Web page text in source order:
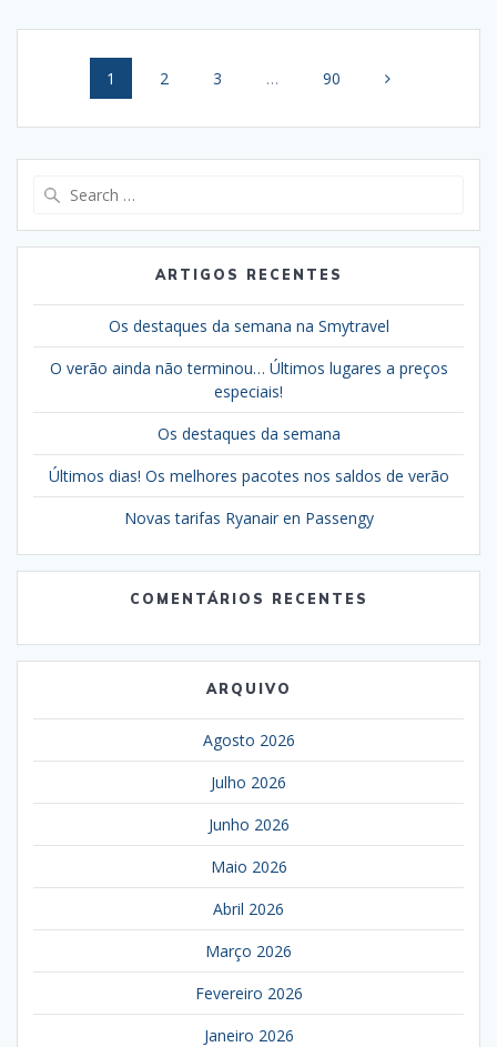
Posts
navigation
Page
1 Page
2 Page
3 … Page
90
ARTIGOS RECENTES
Os destaques da semana na Smytravel
O verão ainda não terminou… Últimos lugares a preços
especiais!
Os destaques da semana
Últimos dias! Os melhores pacotes nos saldos de verão
Novas tarifas Ryanair en Passengy
COMENTÁRIOS RECENTES
ARQUIVO
Agosto 2026
Julho 2026
Junho 2026
Maio 2026
Abril 2026
Março 2026
Fevereiro 2026
Janeiro 2026